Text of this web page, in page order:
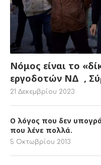
Νόμος είναι το
εργοδοτών ΝΔ ,
21 Δεκεμβρίου 2023
Ο λόγος που δεν
που λένε πολλά.
5 Οκτωβρίου 2013